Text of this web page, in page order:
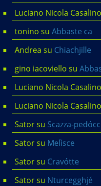
Luciano Nicola Casalino
tonino su Abbaste ca
Andrea su Chiachjille
gino iacoviello su
Luciano Nicola Casalino
Luciano Nicola Casalino
Satorsu Scazza-
Satorsu Melìsce
Satorsu Cravótte
Satorsu Nturcegghjé